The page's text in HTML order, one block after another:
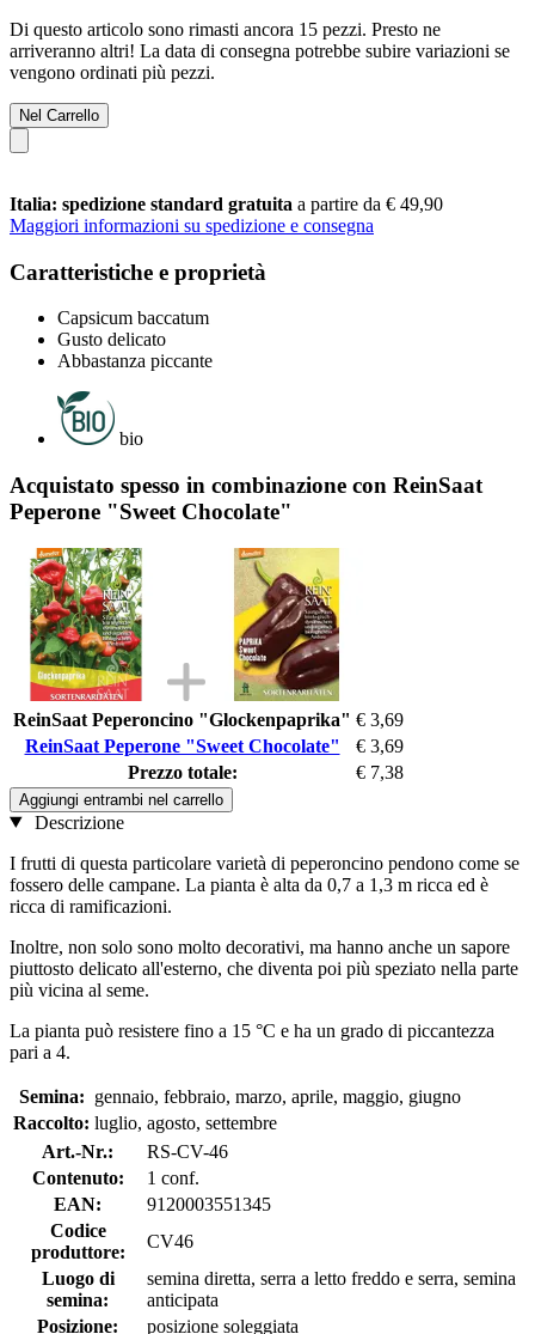
Di questo articolo sono rimasti ancora 15 pezzi. Presto ne
arriveranno altri! La data di consegna potrebbe subire variazioni se
vengono ordinati più pezzi.
Nel Carrello
Italia: spedizione standard gratuita a partire da € 49,90
Maggiori informazioni su spedizione e consegna
Caratteristiche e proprietà
Capsicum baccatum
Gusto delicato
Abbastanza piccante
bio
Acquistato spesso in combinazione con ReinSaat
Peperone "Sweet Chocolate"
ReinSaat Peperoncino "Glockenpaprika" € 3,69
ReinSaat Peperone "Sweet Chocolate"
€ 3,69
Prezzo totale:
€ 7,38
Aggiungi entrambi nel carrello
Descrizione
I frutti di questa particolare varietà di peperoncino pendono come se
fossero delle campane. La pianta è alta da 0,7 a 1,3 m ricca ed è
ricca di ramificazioni.
Inoltre, non solo sono molto decorativi, ma hanno anche un sapore
piuttosto delicato all'esterno, che diventa poi più speziato nella parte
più vicina al seme.
La pianta può resistere fino a 15 °C e ha un grado di piccantezza
pari a 4.
Semina: gennaio, febbraio, marzo, aprile, maggio, giugno
Raccolto: luglio, agosto, settembre
Art.-Nr.:
RS-CV-46
Contenuto:
1 conf.
EAN:
9120003551345
Codice
produttore:
CV46
Luogo di
semina:
semina diretta, serra a letto freddo e serra, semina
anticipata
Posizione:
posizione soleggiata